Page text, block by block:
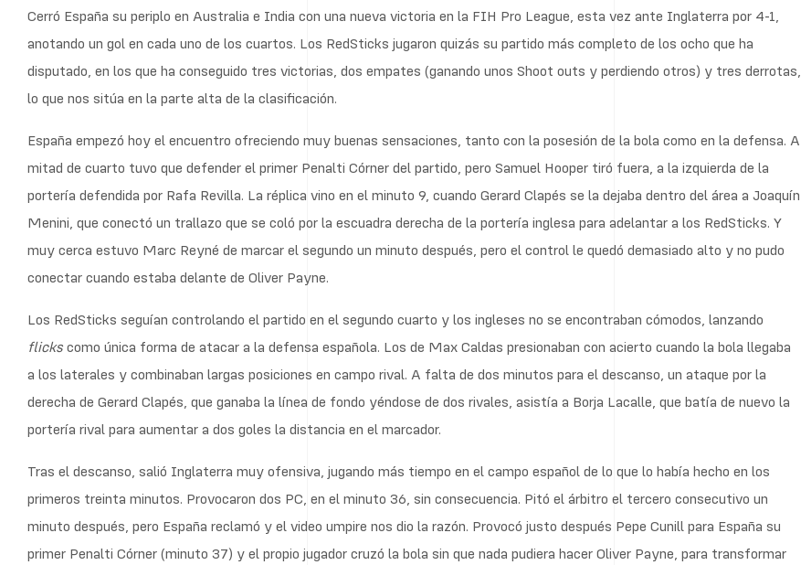
Cerró España su periplo en Australia e India con una nueva victoria en la FIH Pro League, esta vez ante Inglaterra por 4-1,
anotando un gol en cada uno de los cuartos. Los RedSticks jugaron quizás su partido más completo de los ocho que ha
disputado, en los que ha conseguido tres victorias, dos empates (ganando unos Shoot outs y perdiendo otros) y tres derrotas,
lo que nos sitúa en la parte alta de la clasificación.
España empezó hoy el encuentro ofreciendo muy buenas sensaciones, tanto con la posesión de la bola como en la defensa. A
mitad de cuarto tuvo que defender el primer Penalti Córner del partido, pero Samuel Hooper tiró fuera, a la izquierda de la
portería defendida por Rafa Revilla. La réplica vino en el minuto 9, cuando Gerard Clapés se la dejaba dentro del área a Joaquín
Menini, que conectó un trallazo que se coló por la escuadra derecha de la portería inglesa para adelantar a los RedSticks. Y
muy cerca estuvo Marc Reyné de marcar el segundo un minuto después, pero el control le quedó demasiado alto y no pudo
conectar cuando estaba delante de Oliver Payne.
Los RedSticks seguían controlando el partido en el segundo cuarto y los ingleses no se encontraban cómodos, lanzando
flickscomo única forma de atacar a la defensa española. Los de Max Caldas presionaban con acierto cuando la bola llegaba
a los laterales y combinaban largas posiciones en campo rival. A falta de dos minutos para el descanso, un ataque por la
derecha de Gerard Clapés, que ganaba la línea de fondo yéndose de dos rivales, asistía a Borja Lacalle, que batía de nuevo la
portería rival para aumentar a dos goles la distancia en el marcador.
Tras el descanso, salió Inglaterra muy ofensiva, jugando más tiempo en el campo español de lo que lo había hecho en los
primeros treinta minutos. Provocaron dos PC, en el minuto 36, sin consecuencia. Pitó el árbitro el tercero consecutivo un
minuto después, pero España reclamó y el video umpire nos dio la razón. Provocó justo después Pepe Cunill para España su
primer Penalti Córner (minuto 37) y el propio jugador cruzó la bola sin que nada pudiera hacer Oliver Payne, para transformar